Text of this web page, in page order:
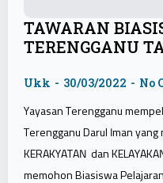
TAWARAN
TERENGGANU
Ukk 30/03/2022 No
Yayasan Terengganu
Terengganu Darul Iman
KERAKYATAN dan
memohon Biasiswa